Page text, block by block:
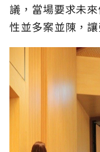
議，當場要求未
性並多案並陳，